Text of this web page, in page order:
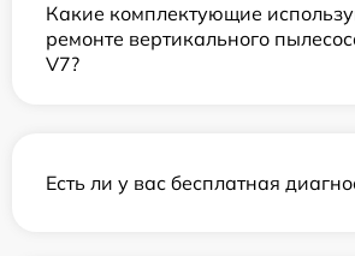
Какие комплектующие
ремонте вертикального
V7?
Есть ли у вас бесплатная